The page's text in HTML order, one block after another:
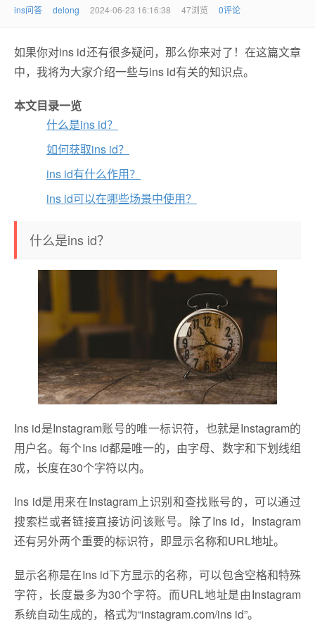
账号怎么注册
ins问答 delong 2024-06-23 16:16:38 47浏览 0评论
如果你对ins id还有很多疑问，那么你来对了！在这篇文章
中，我将为大家介绍一些与ins id有关的知识点。
本文目录一览
什么是ins id？
如何获取ins id？
ins id有什么作用？
ins id可以在哪些场景中使用？
什么是ins id？
Ins id是Instagram账号的唯一标识符，也就是Instagram的
用户名。每个Ins id都是唯一的，由字母、数字和下划线组
成，长度在30个字符以内。
Ins id是用来在Instagram上识别和查找账号的，可以通过
搜索栏或者链接直接访问该账号。除了Ins id，Instagram
还有另外两个重要的标识符，即显示名称和URL地址。
显示名称是在Ins id下方显示的名称，可以包含空格和特殊
字符，长度最多为30个字符。而URL地址是由Instagram
系统自动生成的，格式为“instagram.com/ins id”。